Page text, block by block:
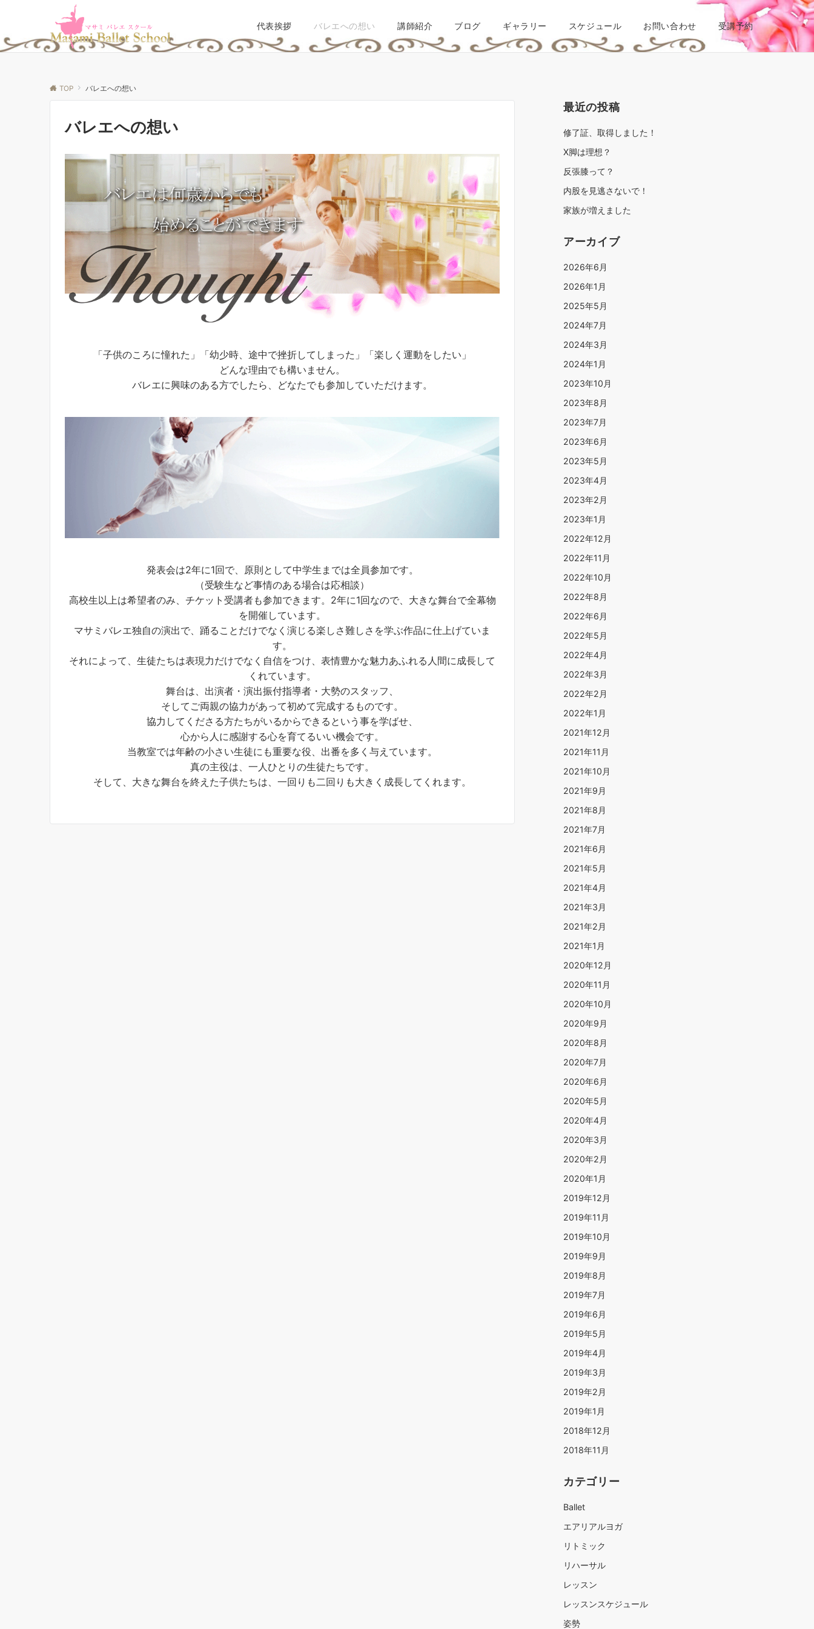
代表挨拶 バレエへの想い 講師紹介 ブログ ギャラリー スケジュール お問い合わせ 受講予約
TOP バレエへの想い
バレエへの想い
「子供のころに憧れた」「幼少時、途中で挫折してしまった」「楽しく運動をしたい」
どんな理由でも構いません。
バレエに興味のある方でしたら、どなたでも参加していただけます。
発表会は2年に1回で、原則として中学生までは全員参加です。
（受験生など事情のある場合は応相談）
高校生以上は希望者のみ、チケット受講者も参加できます。2年に1回なので、大きな舞台で全幕物
を開催しています。
マサミバレエ独自の演出で、踊ることだけでなく演じる楽しさ難しさを学ぶ作品に仕上げていま
す。
それによって、生徒たちは表現力だけでなく自信をつけ、表情豊かな魅力あふれる人間に成長して
くれています。
舞台は、出演者・演出振付指導者・大勢のスタッフ、
そしてご両親の協力があって初めて完成するものです。
協力してくださる方たちがいるからできるという事を学ばせ、
心から人に感謝する心を育てるいい機会です。
当教室では年齢の小さい生徒にも重要な役、出番を多く与えています。
真の主役は、一人ひとりの生徒たちです。
そして、大きな舞台を終えた子供たちは、一回りも二回りも大きく成長してくれます。
最近の投稿
修了証、取得しました！
X脚は理想？
反張膝って？
内股を見逃さないで！
家族が増えました
アーカイブ
2026年6月
2026年1月
2025年5月
2024年7月
2024年3月
2024年1月
2023年10月
2023年8月
2023年7月
2023年6月
2023年5月
2023年4月
2023年2月
2023年1月
2022年12月
2022年11月
2022年10月
2022年8月
2022年6月
2022年5月
2022年4月
2022年3月
2022年2月
2022年1月
2021年12月
2021年11月
2021年10月
2021年9月
2021年8月
2021年7月
2021年6月
2021年5月
2021年4月
2021年3月
2021年2月
2021年1月
2020年12月
2020年11月
2020年10月
2020年9月
2020年8月
2020年7月
2020年6月
2020年5月
2020年4月
2020年3月
2020年2月
2020年1月
2019年12月
2019年11月
2019年10月
2019年9月
2019年8月
2019年7月
2019年6月
2019年5月
2019年4月
2019年3月
2019年2月
2019年1月
2018年12月
2018年11月
カテゴリー
Ballet
エアリアルヨガ
リトミック
リハーサル
レッスン
レッスンスケジュール
姿勢